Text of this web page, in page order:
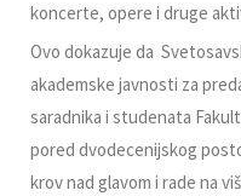
koncerte, opere i druge
Ovo dokazuje da
akademske javnosti za
saradnika i studenata
pored dvodecenijskog
krov nad glavom i rade na